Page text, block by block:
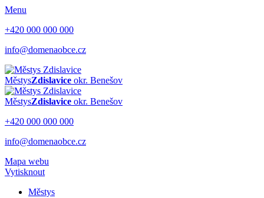
Menu
+420 000 000 000
info@domenaobce.cz
MěstysZdislavice okr. Benešov
MěstysZdislavice okr. Benešov
+420 000 000 000
info@domenaobce.cz
Mapa webu
Vytisknout
Městys